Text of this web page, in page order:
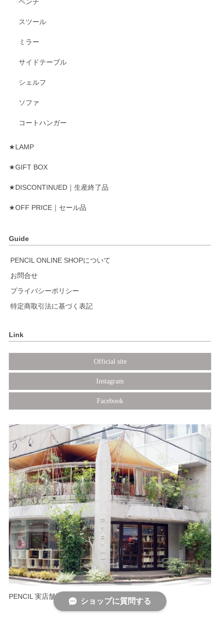
スツール
ミラー
サイドテーブル
シェルフ
ソファ
コートハンガー
★LAMP
★GIFT BOX
★DISCONTINUED｜生産終了品
★OFF PRICE｜セール品
Guide
PENCIL ONLINE SHOPについて
お問合せ
プライバシーポリシー
特定商取引法に基づく表記
Link
Official site
Instagram
Facebook
PENCIL 実店舗情報
ショップに質問する